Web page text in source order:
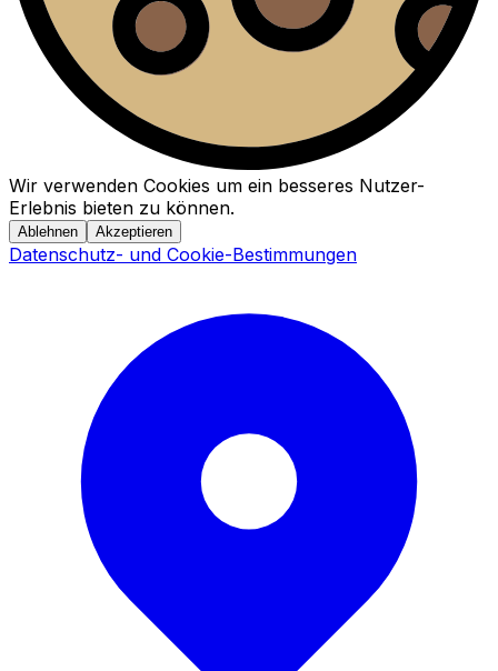
Wir verwenden Cookies um ein besseres Nutzer-
Erlebnis bieten zu können.
Ablehnen Akzeptieren
Datenschutz- und Cookie-Bestimmungen